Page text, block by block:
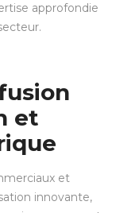
approfondie
et
et
innovante,